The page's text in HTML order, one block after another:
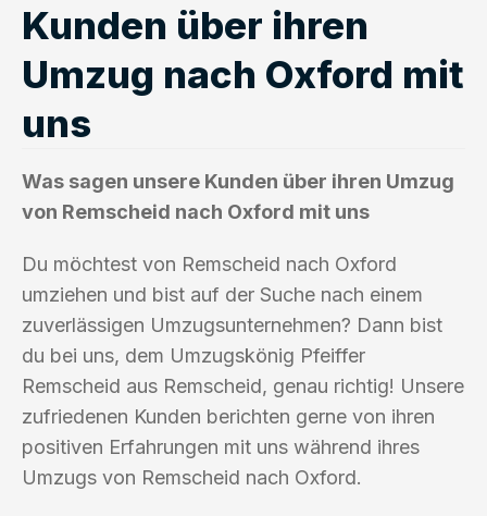
Kunden über ihren
Umzug nach Oxford mit
uns
Was sagen unsere Kunden über ihren Umzug
von Remscheid nach Oxford mit uns
Du möchtest von Remscheid nach Oxford
umziehen und bist auf der Suche nach einem
zuverlässigen Umzugsunternehmen? Dann bist
du bei uns, dem Umzugskönig Pfeiffer
Remscheid aus Remscheid, genau richtig! Unsere
zufriedenen Kunden berichten gerne von ihren
positiven Erfahrungen mit uns während ihres
Umzugs von Remscheid nach Oxford.